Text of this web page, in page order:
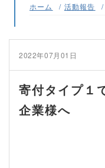
ホーム 活動報告
2022年07月01日
寄付タイプ１
企業様へ